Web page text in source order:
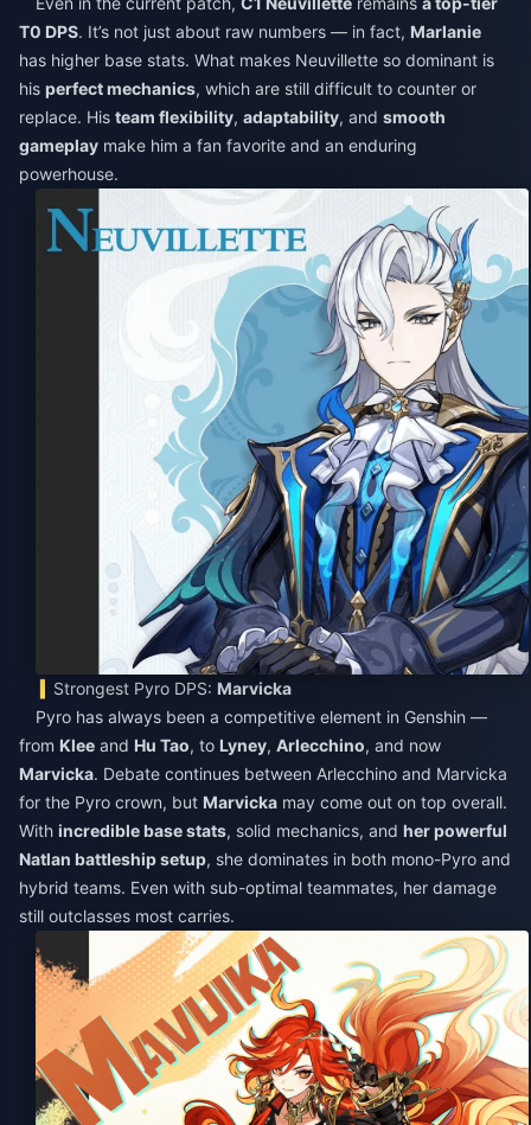
T0 DPS. It’s not just about raw numbers — in fact, Marlanie
has higher base stats. What makes Neuvillette so dominant is
his perfect mechanics, which are still difficult to counter or
replace. His team flexibility, adaptability, and smooth
gameplay make him a fan favorite and an enduring
powerhouse.
Strongest Pyro DPS:Marvicka
Pyro has always been a competitive element in Genshin —
from Klee and Hu Tao, to Lyney, Arlecchino, and now
Marvicka. Debate continues between Arlecchino and Marvicka
for the Pyro crown, but Marvicka may come out on top overall.
With incredible base stats, solid mechanics, and her powerful
Natlan battleship setup, she dominates in both mono-Pyro and
hybrid teams. Even with sub-optimal teammates, her damage
still outclasses most carries.